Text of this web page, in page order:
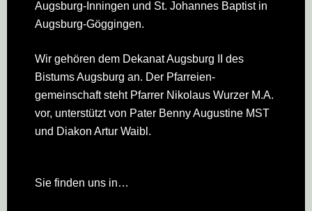
Augsburg-Inningen und St. Johannes Baptist in
Augsburg-Göggingen.
Wir gehören dem Dekanat Augsburg II des
Bistums Augsburg an. Der Pfarreien­
gemeinschaft steht Pfarrer Nikolaus Wurzer M.A.
vor, unterstützt von Pater Benny Augustine MST
und Diakon Artur Waibl.
Sie finden uns in…